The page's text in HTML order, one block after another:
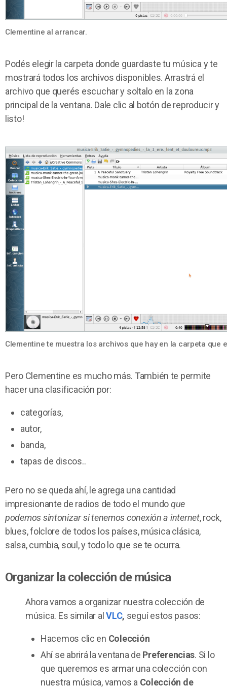
Clementine al arrancar.
Podés elegir la carpeta donde guardaste tu música y te
mostrará todos los archivos disponibles. Arrastrá el
archivo que querés escuchar y soltalo en la zona
principal de la ventana. Dale clic al botón de reproducir y
listo!
Clementine te muestra los archivos que hay en la carpeta que
Pero Clementine es mucho más. También te permite
hacer una clasificación por:
categorías,
autor,
banda,
tapas de discos..
Pero no se queda ahí, le agrega una cantidad
impresionante de radios de todo el mundoque
podemos sintonizar si tenemos conexión a internet, rock,
blues, folclore de todos los países, música clásica,
salsa, cumbia, soul, y todo lo que se te ocurra.
Organizar la colección de música
Ahora vamos a organizar nuestra colección de
música. Es similar alVLC, seguí estos pasos:
Hacemos clic en Colección
Ahí se abrirá la ventana de Preferencias. Si lo
que queremos es armar una colección con
nuestra música, vamos a Colección de